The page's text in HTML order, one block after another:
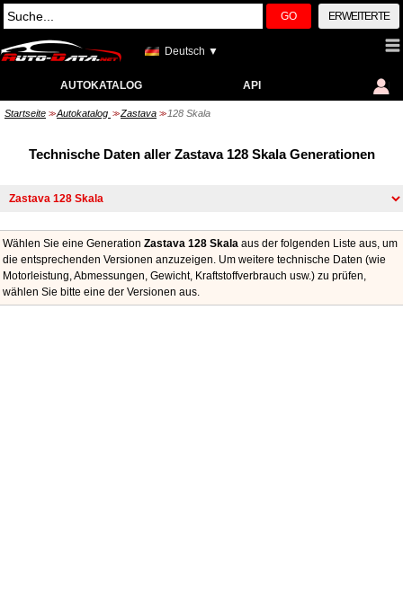
GO ERWEITERTE
Deutsch ▼
AUTOKATALOG API
Startseite >> Autokatalog >> Zastava >> 128 Skala
Technische Daten aller Zastava 128 Skala Generationen
Wählen Sie eine Generation Zastava 128 Skala aus der folgenden Liste aus, um
die entsprechenden Versionen anzuzeigen. Um weitere technische Daten (wie
Motorleistung, Abmessungen, Gewicht, Kraftstoffverbrauch usw.) zu prüfen,
wählen Sie bitte eine der Versionen aus.